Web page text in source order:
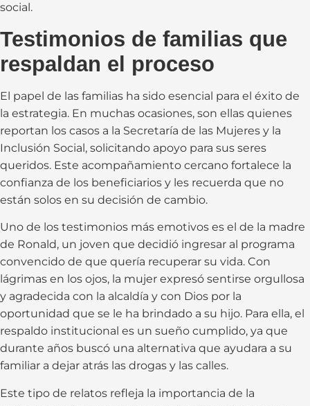
social.
Testimonios de familias que
respaldan el proceso
El papel de las familias ha sido esencial para el éxito de
la estrategia. En muchas ocasiones, son ellas quienes
reportan los casos a la Secretaría de las Mujeres y la
Inclusión Social, solicitando apoyo para sus seres
queridos. Este acompañamiento cercano fortalece la
confianza de los beneficiarios y les recuerda que no
están solos en su decisión de cambio.
Uno de los testimonios más emotivos es el de la madre
de Ronald, un joven que decidió ingresar al programa
convencido de que quería recuperar su vida. Con
lágrimas en los ojos, la mujer expresó sentirse orgullosa
y agradecida con la alcaldía y con Dios por la
oportunidad que se le ha brindado a su hijo. Para ella, el
respaldo institucional es un sueño cumplido, ya que
durante años buscó una alternativa que ayudara a su
familiar a dejar atrás las drogas y las calles.
Este tipo de relatos refleja la importancia de la